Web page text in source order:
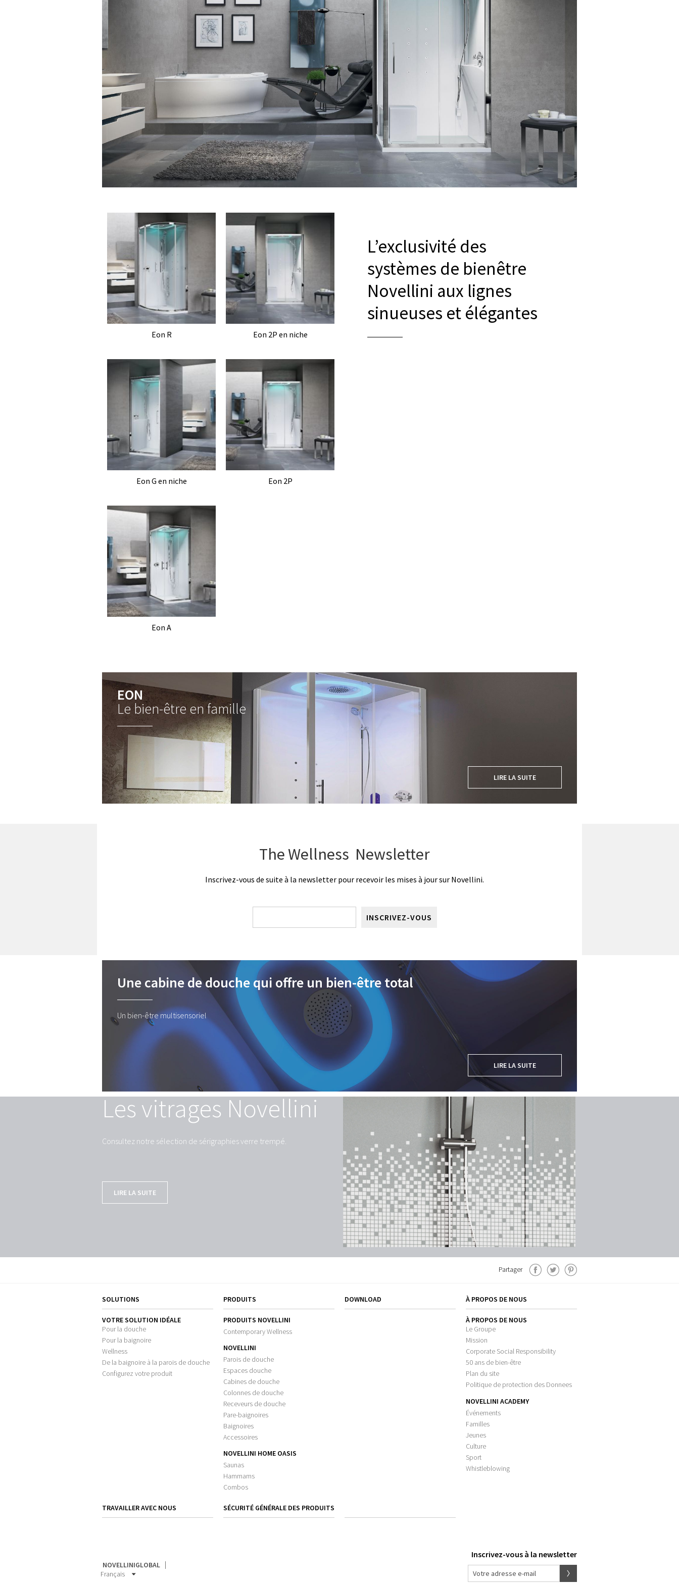
Eon R Eon 2P en niche
Eon G en niche Eon 2P
L’exclusivité des
systèmes de bienêtre
Novellini aux lignes
sinueuses et élégantes
Eon A
EON
Le bien-être en famille
LIRE LA SUITE
The Wellness Newsletter
Inscrivez-vous de suite à la newsletter pour recevoir les mises à jour sur Novellini.
INSCRIVEZ-VOUS
Une cabine de douche qui offre un bien-être total
Un bien-être multisensoriel
LIRE LA SUITE
Les vitrages Novellini
Consultez notre sélection de sérigraphies verre trempé.
LIRE LA SUITE
Partager
SOLUTIONS
VOTRE SOLUTION IDÉALE
Pour la douche
Pour la baignoire
Wellness
De la baignoire à la parois de douche
Configurez votre produit
PRODUITS
PRODUITS NOVELLINI
Contemporary Wellness
NOVELLINI
Parois de douche
Espaces douche
Cabines de douche
Colonnes de douche
Receveurs de douche
Pare-baignoires
Baignoires
Accessoires
NOVELLINI HOME OASIS
Saunas
Hammams
Combos
DOWNLOAD À PROPOS DE NOUS
À PROPOS DE NOUS
Le Groupe
Mission
Corporate Social Responsibility
50 ans de bien-être
Plan du site
Politique de protection des Donnees
NOVELLINI ACADEMY
Événements
Familles
Jeunes
Culture
Sport
Whistleblowing
TRAVAILLER AVEC NOUS SÉCURITÉ GÉNÉRALE DES PRODUITS
NOVELLINIGLOBAL
Français
Inscrivez-vous à la newsletter
Votre adresse e-mail